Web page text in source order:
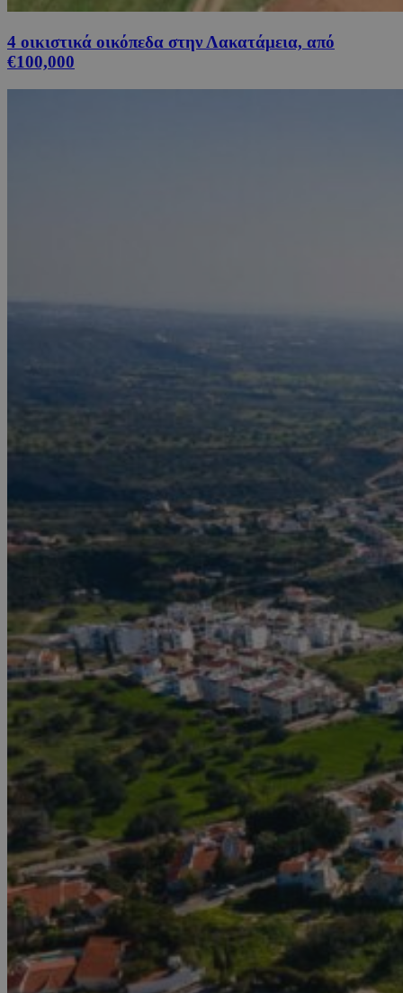
4 οικιστικά οικόπεδα στην Λακατάμεια, από
€100,000